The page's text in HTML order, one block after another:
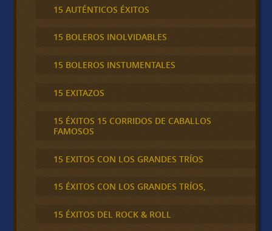
15 AUTÉNTICOS ÉXITOS
15 BOLEROS INOLVIDABLES
15 BOLEROS INSTUMENTALES
15 EXITAZOS
15 ÉXITOS 15 CORRIDOS DE CABALLOS
FAMOSOS
15 EXITOS CON LOS GRANDES TRÍOS
15 ÉXITOS CON LOS GRANDES TRÍOS,
15 ÉXITOS DEL ROCK & ROLL